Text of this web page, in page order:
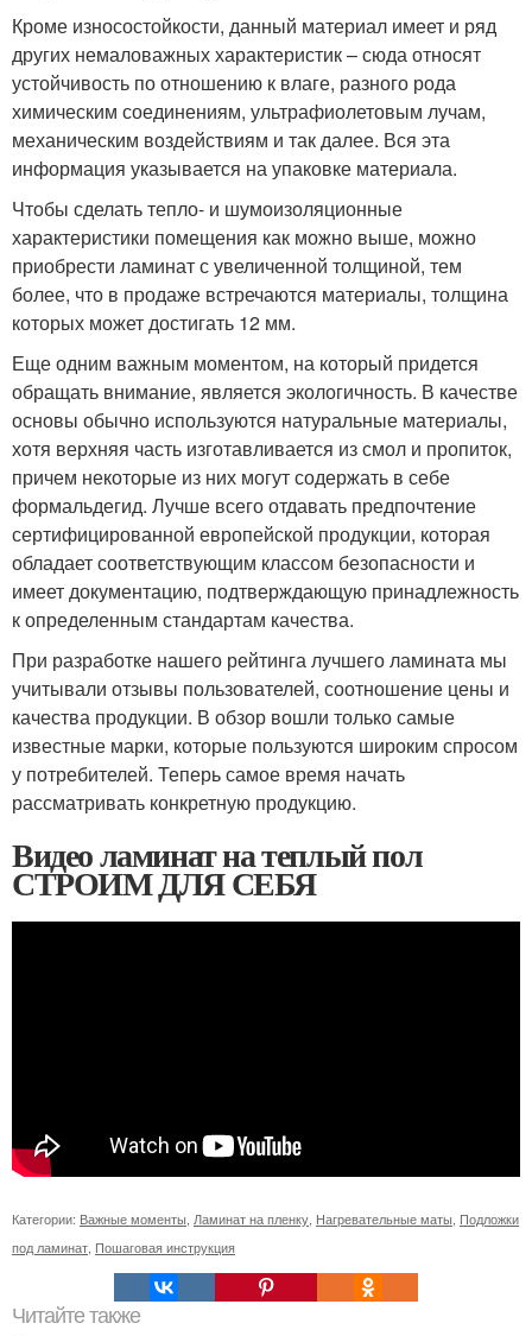
Кроме износостойкости, данный материал имеет и ряд
других немаловажных характеристик – сюда относят
устойчивость по отношению к влаге, разного рода
химическим соединениям, ультрафиолетовым лучам,
механическим воздействиям и так далее. Вся эта
информация указывается на упаковке материала.
Чтобы сделать тепло- и шумоизоляционные
характеристики помещения как можно выше, можно
приобрести ламинат с увеличенной толщиной, тем
более, что в продаже встречаются материалы, толщина
которых может достигать 12 мм.
Еще одним важным моментом, на который придется
обращать внимание, является экологичность. В качестве
основы обычно используются натуральные материалы,
хотя верхняя часть изготавливается из смол и пропиток,
причем некоторые из них могут содержать в себе
формальдегид. Лучше всего отдавать предпочтение
сертифицированной европейской продукции, которая
обладает соответствующим классом безопасности и
имеет документацию, подтверждающую принадлежность
к определенным стандартам качества.
При разработке нашего рейтинга лучшего ламината мы
учитывали отзывы пользователей, соотношение цены и
качества продукции. В обзор вошли только самые
известные марки, которые пользуются широким спросом
у потребителей. Теперь самое время начать
рассматривать конкретную продукцию.
Видео ламинат на теплый пол
СТРОИМ ДЛЯ СЕБЯ
Категории: Важные моменты Ламинат на пленку Нагревательные маты Подложки
под ламинат Пошаговая инструкция
Читайте также